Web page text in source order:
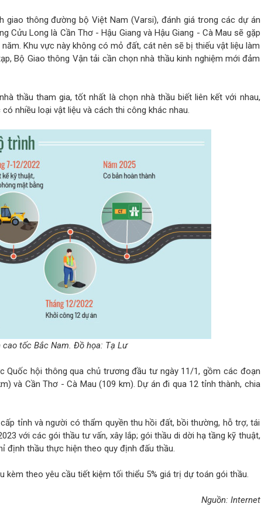
giao thông đường bộ Việt Nam (Varsi), đánh giá trong các dự án
Long là Cần Thơ - Hậu Giang và Hậu Giang - Cà Mau sẽ gặp
Khu vực này không có mỏ đất, cát nên sẽ bị thiếu vật liệu làm
Bộ Giao thông Vận tải cần chọn nhà thầu kinh nghiệm mới đảm
thầu tham gia, tốt nhất là chọn nhà thầu biết liên kết với nhau,
nhiều loại vật liệu và cách thi công khác nhau.
tốc Bắc Nam. Đồ họa: Tạ Lư
Quốc hội thông qua chủ trương đầu tư ngày 11/1, gồm các đoạn
và Cần Thơ - Cà Mau (109 km). Dự án đi qua 12 tỉnh thành, chia
tỉnh và người có thẩm quyền thu hồi đất, bồi thường, hỗ trợ, tái
với các gói thầu tư vấn, xây lắp; gói thầu di dời hạ tầng kỹ thuật,
định thầu thực hiện theo quy định đấu thầu.
kèm theo yêu cầu tiết kiệm tối thiểu 5% giá trị dự toán gói thầu.
Nguồn: Internet